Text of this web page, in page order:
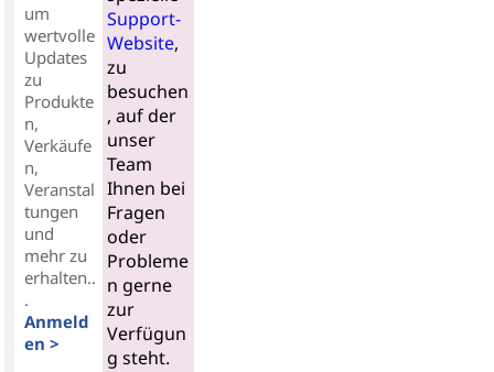
um
wertvolle
Updates
zu
Produkte
n,
Verkäufe
n,
Veranstal
tungen
und
mehr zu
erhalten..
.
Anmeld
en >
Support-
Website,
zu
besuchen
, auf der
unser
Team
Ihnen bei
Fragen
oder
Probleme
n gerne
zur
Verfügun
g steht.